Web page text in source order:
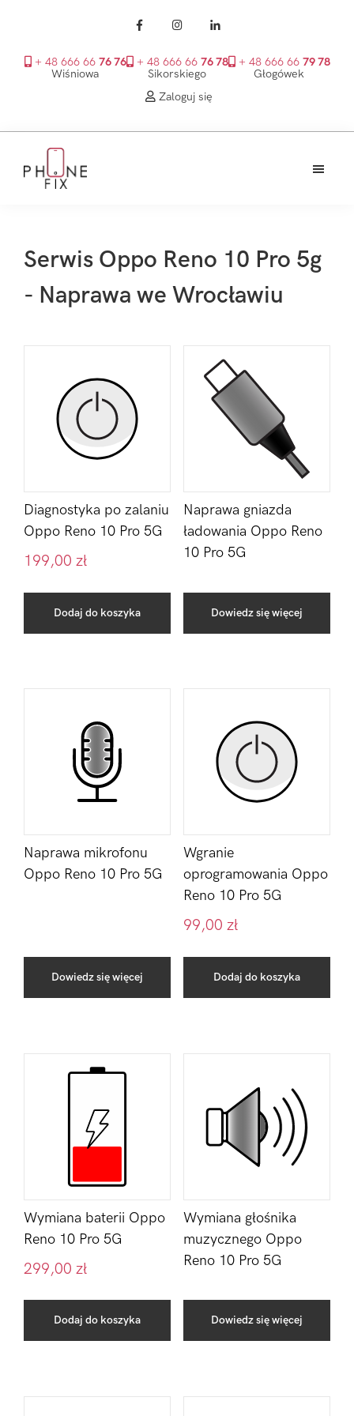
+ 48 666 66 76 76
Wiśniowa
+ 48 666 66 76 78
Sikorskiego
+ 48 666 66 79 78
Głogówek
Zaloguj się
głównego
Serwis Oppo Reno 10 Pro 5g
- Naprawa we Wrocławiu
Diagnostyka po zalaniu
Oppo Reno 10 Pro 5G
199,00 zł
Dodaj do koszyka
Naprawa gniazda
ładowania Oppo Reno
10 Pro 5G
Dowiedz się więcej
Naprawa mikrofonu
Oppo Reno 10 Pro 5G
Dowiedz się więcej
Wgranie
oprogramowania Oppo
Reno 10 Pro 5G
99,00 zł
Dodaj do koszyka
Wymiana baterii Oppo
Reno 10 Pro 5G
299,00 zł
Dodaj do koszyka
Wymiana głośnika
muzycznego Oppo
Reno 10 Pro 5G
Dowiedz się więcej